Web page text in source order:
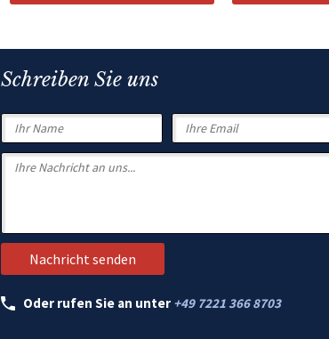
Schreiben Sie uns
Oder rufen Sie an unter +49 7221 366 8703